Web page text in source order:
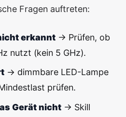
Fragen auftreten:
erkannt→ Prüfen, ob
nutzt (kein 5 GHz).
→ dimmbare LED-Lampe
prüfen.
Gerät nicht→ Skill